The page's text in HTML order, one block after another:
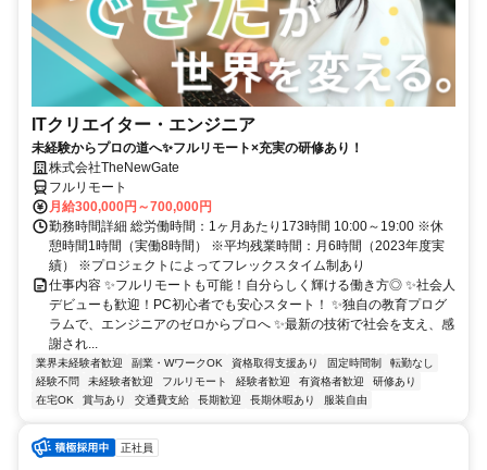
ITクリエイター・エンジニア
未経験からプロの道へ✨フルリモート×充実の研修あり！
株式会社TheNewGate
フルリモート
月給300,000円～700,000円
勤務時間詳細 総労働時間：1ヶ月あたり173時間 10:00～19:00 ※休
憩時間1時間（実働8時間） ※平均残業時間：月6時間（2023年度実
績） ※プロジェクトによってフレックスタイム制あり
仕事内容 ✨フルリモートも可能！自分らしく輝ける働き方◎ ✨社会人
デビューも歓迎！PC初心者でも安心スタート！ ✨独自の教育プログ
ラムで、エンジニアのゼロからプロへ ✨最新の技術で社会を支え、感
謝され...
業界未経験者歓迎 副業・WワークOK 資格取得支援あり 固定時間制
転勤なし
経験不問
未経験者歓迎 フルリモート 経験者歓迎 有資格者歓迎
研修あり
在宅OK
賞与あり 交通費支給 長期歓迎 長期休暇あり 服装自由
正社員